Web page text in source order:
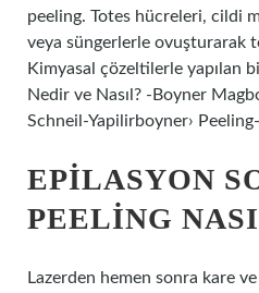
peeling. Totes hücreleri, cildi
veya süngerlerle ovuşturarak
Kimyasal çözeltilerle yapılan
Nedir ve Nasıl? -Boyner
Schneil-Yapilirboyner›
EPILASYON
PEELING
Lazerden hemen sonra kare